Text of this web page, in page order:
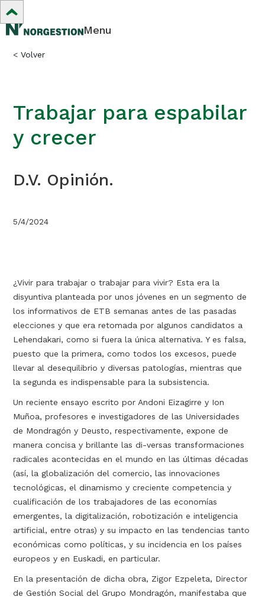
Menu
< Volver
Trabajar para espabilar
y crecer
D.V. Opinión.
5/4/2024
¿Vivir para trabajar o trabajar para vivir? Esta era la
disyuntiva planteada por unos jóvenes en un segmento de
los informativos de ETB semanas antes de las pasadas
elecciones y que era retomada por algunos candidatos a
Lehendakari, como si fuera la única alternativa. Y es falsa,
puesto que la primera, como todos los excesos, puede
llevar al desequilibrio y diversas patologías, mientras que
la segunda es indispensable para la subsistencia.
Un reciente ensayo escrito por Andoni Eizagirre y Ion
Muñoa, profesores e investigadores de las Universidades
de Mondragón y Deusto, respectivamente, expone de
manera concisa y brillante las di-versas transformaciones
radicales acontecidas en el mundo en las últimas décadas
(así, la globalización del comercio, las innovaciones
tecnológicas, el dinamismo y creciente competencia y
cualificación de los trabajadores de las economías
emergentes, la digitalización, robotización e inteligencia
artificial, entre otras) y su impacto en las tendencias tanto
económicas como políticas, y su incidencia en los países
europeos y en Euskadi, en particular.
En la presentación de dicha obra, Zigor Ezpeleta, Director
de Gestión Social del Grupo Mondragón, manifestaba que